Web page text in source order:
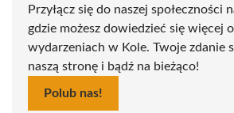
Przyłącz się do naszej społeczności
gdzie możesz dowiedzieć się więcej
wydarzeniach w Kole. Twoje zdanie
naszą stronę i bądź na bieżąco!
Polub nas!